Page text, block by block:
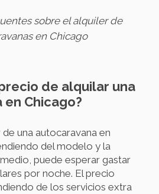
sobre el alquiler de
en Chicago
de alquilar una
Chicago?
una autocaravana en
del modelo y la
puede esperar gastar
por noche. El precio
de los servicios extra